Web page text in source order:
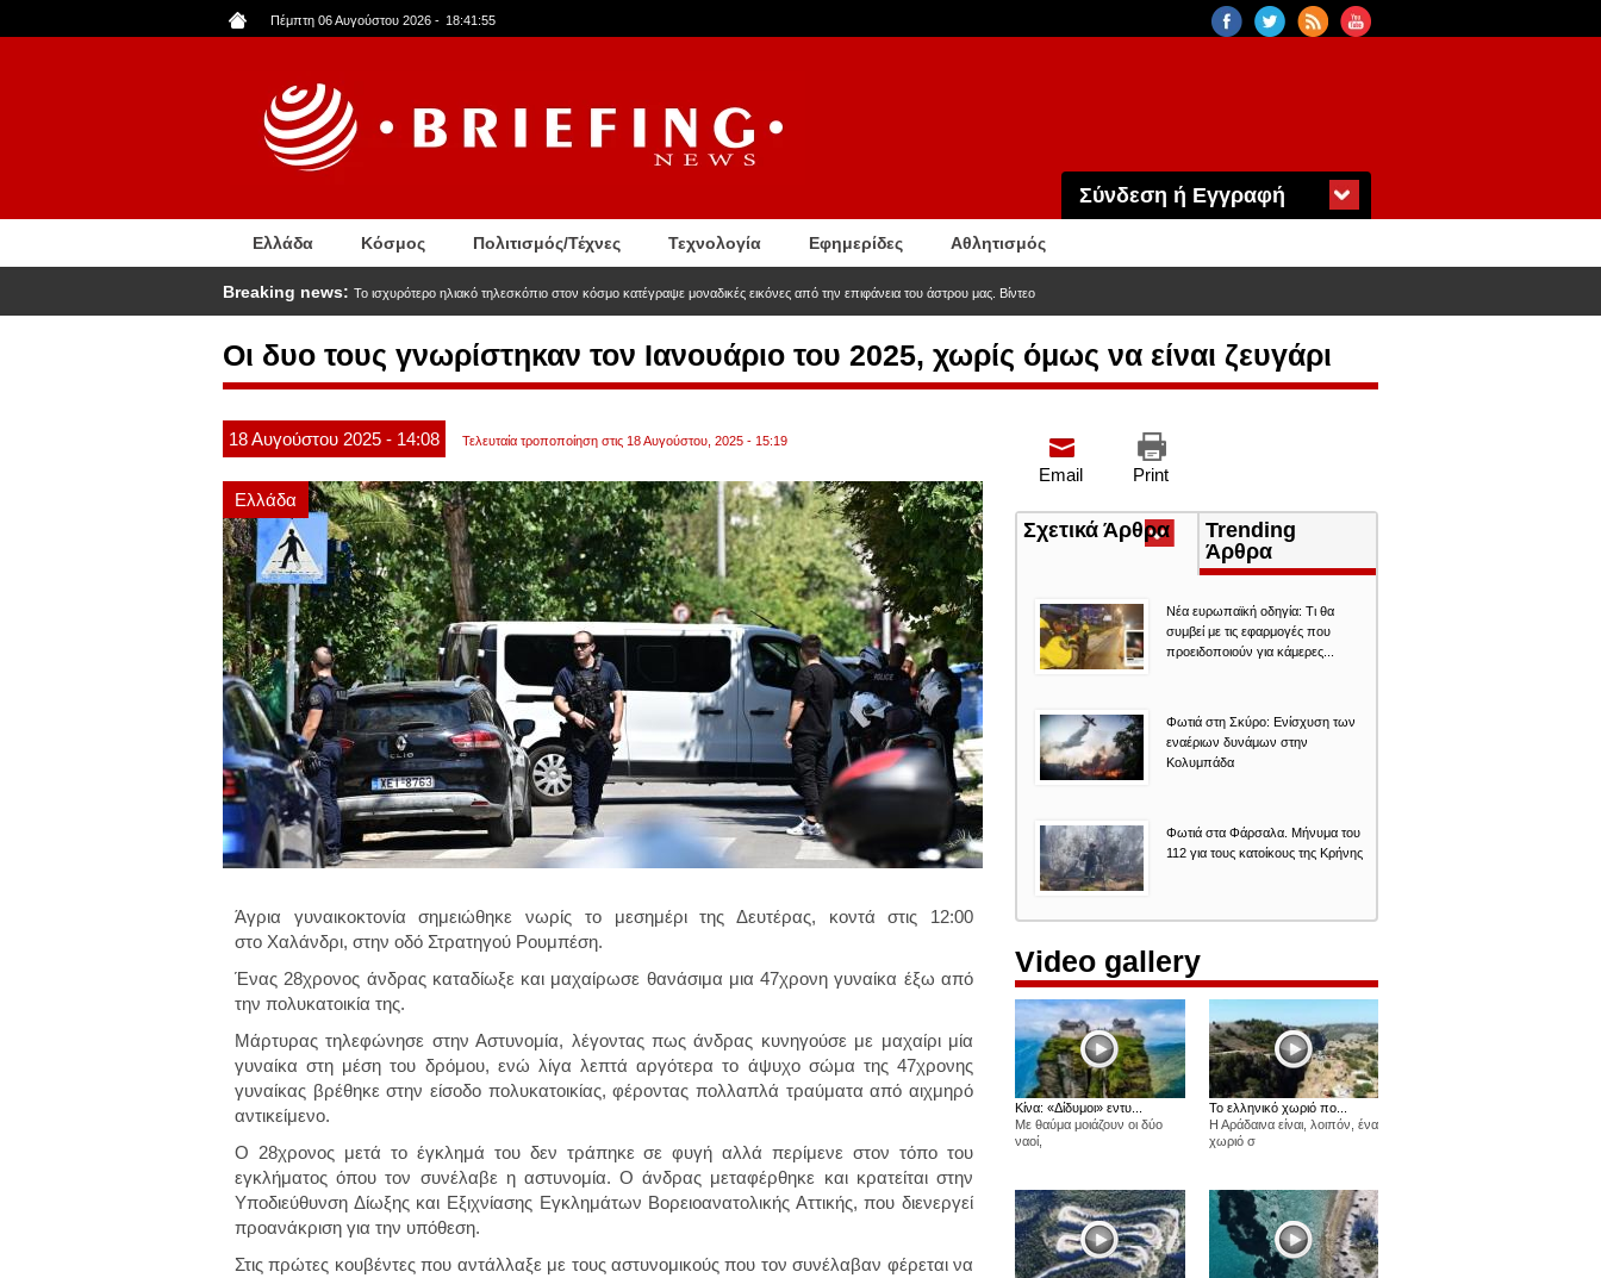
προς
Πέμπτη 06 Αυγούστου 2026 - 18:41:55
Σύνδεση ή Εγγραφή
Ελλάδα Κόσμος Πολιτισμός/Τέχνες Τεχνολογία Εφημερίδες Αθλητισμός
Breaking news: Το ισχυρότερο ηλιακό τηλεσκόπιο στον κόσμο κατέγραψε μοναδικές εικόνες από την επιφάνεια του άστρου μας. Βίντεο
Οι δυο τους γνωρίστηκαν τον Ιανουάριο του 2025, χωρίς όμως να είναι ζευγάρι
18Αυγούστου 2025 - 14:08 Τελευταία τροποποίηση στις 18 Αυγούστου, 2025 - 15:19
Ελλάδα
Άγρια γυναικοκτονία σημειώθηκε νωρίς το μεσημέρι της Δευτέρας, κοντά στις 12:00
στο Χαλάνδρι, στην οδό Στρατηγού Ρουμπέση.
Ένας 28χρονος άνδρας καταδίωξε και μαχαίρωσε θανάσιμα μια 47χρονη γυναίκα έξω από
την πολυκατοικία της.
Μάρτυρας τηλεφώνησε στην Αστυνομία, λέγοντας πως άνδρας κυνηγούσε με μαχαίρι μία
γυναίκα στη μέση του δρόμου, ενώ λίγα λεπτά αργότερα το άψυχο σώμα της 47χρονης
γυναίκας βρέθηκε στην είσοδο πολυκατοικίας, φέροντας πολλαπλά τραύματα από αιχμηρό
αντικείμενο.
Ο 28χρονος μετά το έγκλημά του δεν τράπηκε σε φυγή αλλά περίμενε στον τόπο του
εγκλήματος όπου τον συνέλαβε η αστυνομία. Ο άνδρας μεταφέρθηκε και κρατείται στην
Υποδιεύθυνση Δίωξης και Εξιχνίασης Εγκλημάτων Βορειοανατολικής Αττικής, που διενεργεί
προανάκριση για την υπόθεση.
Στις πρώτες κουβέντες που αντάλλαξε με τους αστυνομικούς που τον συνέλαβαν φέρεται να
Print
Email
Σχετικά Άρθρα (ενεργή
καρτέλα)
Trending
Άρθρα
Νέα ευρωπαϊκή οδηγία: Τι θα
συμβεί με τις εφαρμογές που
προειδοποιούν για κάμερες...
Φωτιά στη Σκύρο: Ενίσχυση των
εναέριων δυνάμων στην
Κολυμπάδα
Φωτιά στα Φάρσαλα. Μήνυμα του
112 για τους κατοίκους της Κρήνης
Video gallery
Κίνα: «Δίδυμοι» εντυ...
Με θαύμα μοιάζουν οι δύο
ναοί,
Το ελληνικό χωριό πο...
Η Αράδαινα είναι, λοιπόν, ένα
χωριό σ